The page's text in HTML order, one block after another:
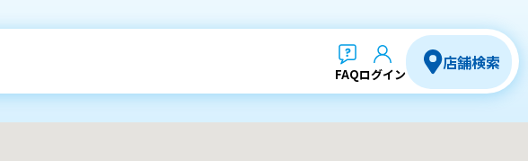
FAQログイン
店舗検索